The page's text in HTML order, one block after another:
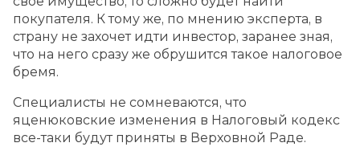
покупателя. К тому же, по мнению эксперта, в
страну не захочет идти инвестор, заранее зная,
что на него сразу же обрушится такое налоговое
бремя.
Специалисты не сомневаются, что
яценюковские изменения в Налоговый кодекс
все-таки будут приняты в Верховной Раде.